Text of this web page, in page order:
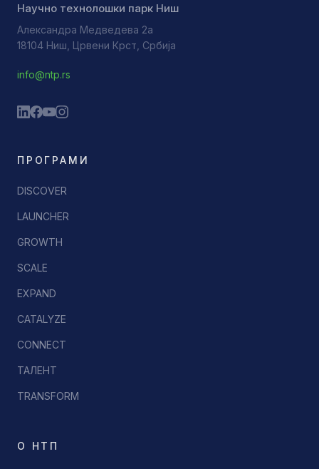
Научно технолошки парк Ниш
Александра Медведева 2а
18104 Ниш, Црвени Крст, Србија
info@ntp.rs
ПРОГРАМИ
DISCOVER
LAUNCHER
GROWTH
SCALE
EXPAND
CATALYZE
CONNECT
ТАЛЕНТ
TRANSFORM
О НТП